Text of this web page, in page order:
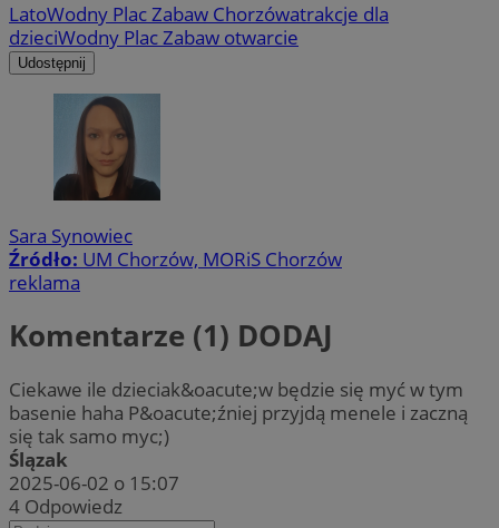
LatoWodny Plac Zabaw Chorzówatrakcje dla
dzieciWodny Plac Zabaw otwarcie
Udostępnij
Sara Synowiec
Źródło: UM Chorzów, MORiS Chorzów
reklama
Komentarze (1) DODAJ
Ciekawe ile dzieciak&oacute;w będzie się myć w tym
basenie haha P&oacute;źniej przyjdą menele i zaczną
się tak samo myc;)
Ślązak
2025-06-02 o 15:07
4 Odpowiedz